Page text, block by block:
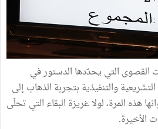
القصوى التي يحدّدها الدستور في
والتنفيذية بتجربة الذهاب إلى
هذه المرة، لولا غريزة البقاء التي تحلّى
الأخيرة.